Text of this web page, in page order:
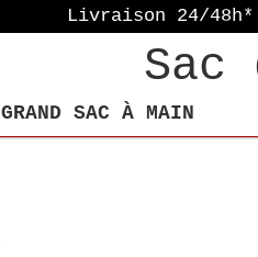
Sac
GRAND SAC À MAIN
Livraison 24/